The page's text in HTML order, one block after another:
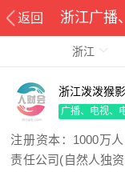
浙江
浙江泼泼猴
广播、电视、
注册资本：1000万
责任公司(自然人独
返回 浙江广播